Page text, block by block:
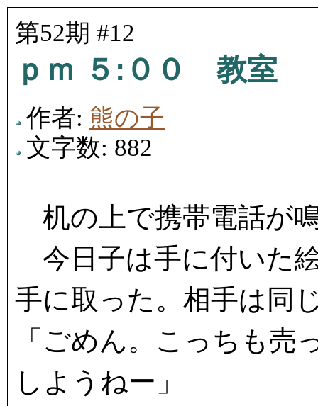
第52期 #12
ｐｍ ５:００ 教室
作者: 熊の子
文字数: 882
机の上で携帯電話が
今日子は手に付いた
手に取った。相手は同
「ごめん。こっちも売
しようねー」